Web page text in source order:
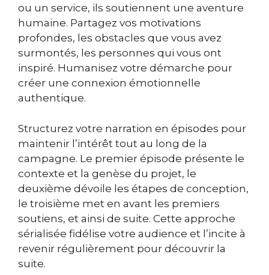
ou un service, ils soutiennent une aventure
humaine. Partagez vos motivations
profondes, les obstacles que vous avez
surmontés, les personnes qui vous ont
inspiré. Humanisez votre démarche pour
créer une connexion émotionnelle
authentique.
Structurez votre narration en épisodes pour
maintenir l’intérêt tout au long de la
campagne. Le premier épisode présente le
contexte et la genèse du projet, le
deuxième dévoile les étapes de conception,
le troisième met en avant les premiers
soutiens, et ainsi de suite. Cette approche
sérialisée fidélise votre audience et l’incite à
revenir régulièrement pour découvrir la
suite.